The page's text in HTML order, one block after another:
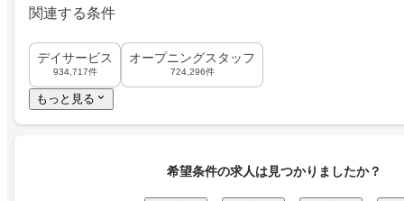
関連する条件
デイサービス
934,717件
オープニングスタッフ
724,296件
もっと見る
希望条件の求人は見つかりましたか？